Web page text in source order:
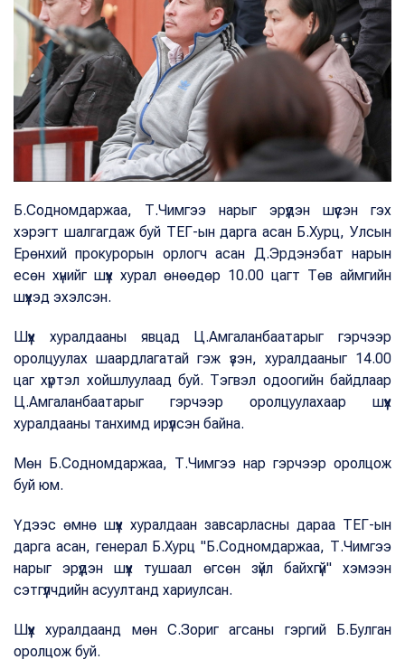
Б.Содномдаржаа, Т.Чимгээ нарыг эрүүдэн шүүсэн гэх
хэрэгт шалгагдаж буй ТЕГ-ын дарга асан Б.Хурц, Улсын
Ерөнхий прокурорын орлогч асан Д.Эрдэнэбат нарын
есөн хүнийг шүүх хурал өнөөдөр 10.00 цагт Төв аймгийн
шүүхэд эхэлсэн.
Шүүх хуралдааны явцад Ц.Амгаланбаатарыг гэрчээр
оролцуулах шаардлагатай гэж үзэн, хуралдааныг 14.00
цаг хүртэл хойшлуулаад буй. Тэгвэл одоогийн байдлаар
Ц.Амгаланбаатарыг гэрчээр оролцуулахаар шүүх
хуралдааны танхимд ирүүлсэн байна.
Мөн Б.Содномдаржаа, Т.Чимгээ нар гэрчээр оролцож
буй юм.
Үдээс өмнө шүүх хуралдаан завсарласны дараа ТЕГ-ын
дарга асан, генерал Б.Хурц "Б.Содномдаржаа, Т.Чимгээ
нарыг эрүүдэн шүүх тушаал өгсөн зүйл байхгүй" хэмээн
сэтгүүлчдийн асуултанд хариулсан.
Шүүх хуралдаанд мөн С.Зориг агсаны гэргий Б.Булган
оролцож буй.